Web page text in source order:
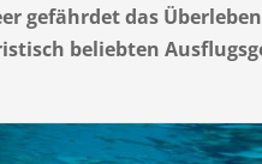
gefährdet das
beliebten